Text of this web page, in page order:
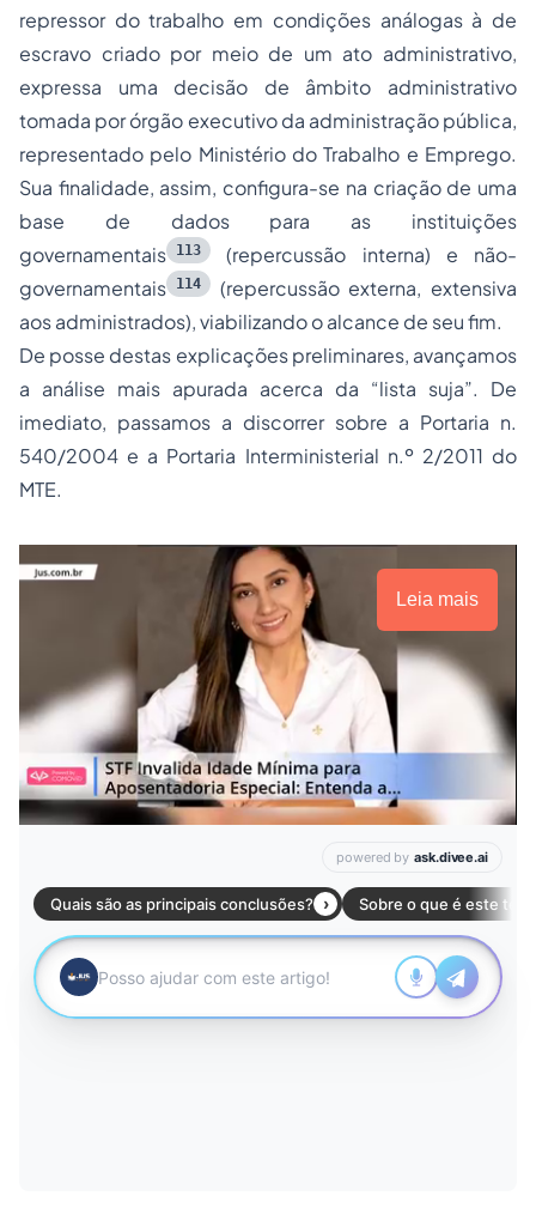
repressor do trabalho em condições análogas à de
escravo criado por meio de um ato administrativo,
expressa uma decisão de âmbito administrativo
tomada por órgão executivo da administração pública,
representado pelo Ministério do Trabalho e Emprego.
Sua finalidade, assim, configura-se na criação de uma
base de dados para as instituições
governamentais
113
(repercussão interna) e não-
governamentais
114
(repercussão externa, extensiva
aos administrados), viabilizando o alcance de seu fim.
De posse destas explicações preliminares, avançamos
a análise mais apurada acerca da “lista suja”. De
imediato, passamos a discorrer sobre a Portaria n.
540/2004 e a Portaria Interministerial n.º 2/2011 do
MTE.
Leia mais